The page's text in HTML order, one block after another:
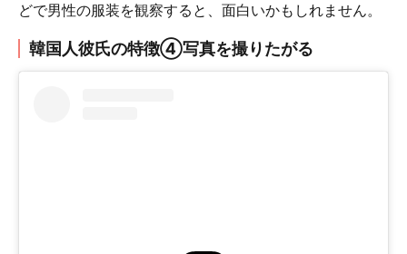
どで男性の服装を観察すると、面白いかもしれません。
韓国人彼氏の特徴④写真を撮りたがる